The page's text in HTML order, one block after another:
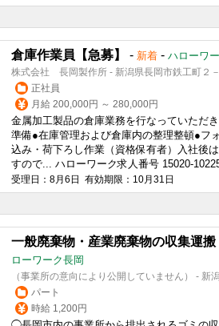
倉庫作業員【急募】 - 新着 - ハローワ
株式会社 長岡製作所 - 新潟県長岡市鉄工町２
正社員
月給 200,000円 ～ 280,000円
金属加工製品の倉庫業務を行なっていただ
準備●在庫管理および倉庫内の整理整頓●フ
込み・荷下ろし作業（資格保有者）入社後
すので... ハローワーク求人番号 15020-
受理日：8月6日 有効期限：10月31日
一般廃棄物・産業廃棄物の収集運搬
ローワーク長岡
（事業所の意向により公開していません） - 新
パート
時給 1,200円